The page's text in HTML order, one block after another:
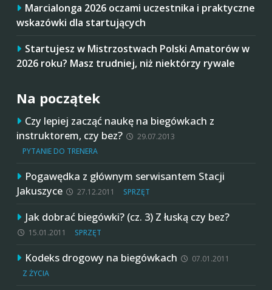
Marcialonga 2026 oczami uczestnika i praktyczne
wskazówki dla startujących
Startujesz w Mistrzostwach Polski Amatorów w
2026 roku? Masz trudniej, niż niektórzy rywale
Na początek
Czy lepiej zacząć naukę na biegówkach z
instruktorem, czy bez?
29.07.2013
PYTANIE DO TRENERA
Pogawędka z głównym serwisantem Stacji
Jakuszyce
27.12.2011 SPRZĘT
Jak dobrać biegówki? (cz. 3) Z łuską czy bez?
15.01.2011 SPRZĘT
Kodeks drogowy na biegówkach
07.01.2011
Z ŻYCIA